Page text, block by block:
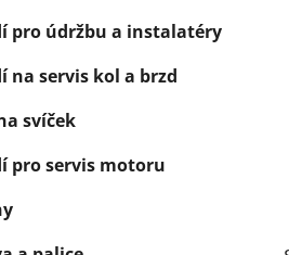
pro údržbu a instalatéry
na servis kol a brzd
svíček
pro servis motoru